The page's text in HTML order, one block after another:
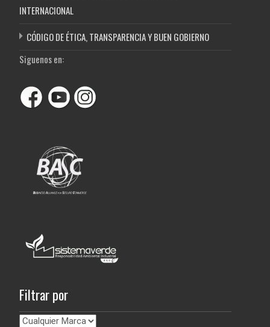
INTERNACIONAL
CÓDIGO DE ÉTICA, TRANSPARENCIA Y BUEN GOBIERNO
Siguenos en:
Filtrar por